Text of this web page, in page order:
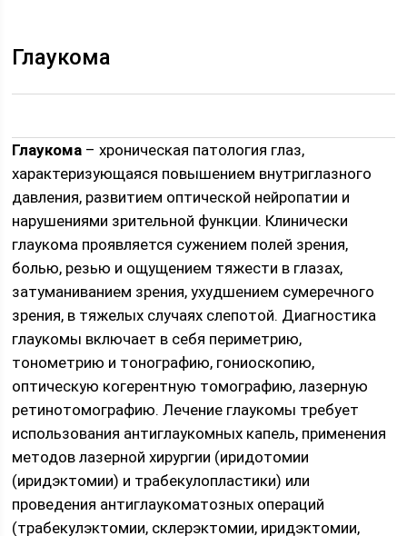
Глаукома
Глаукома – хроническая патология глаз,
характеризующаяся повышением внутриглазного
давления, развитием оптической нейропатии и
нарушениями зрительной функции. Клинически
глаукома проявляется сужением полей зрения,
болью, резью и ощущением тяжести в глазах,
затуманиванием зрения, ухудшением сумеречного
зрения, в тяжелых случаях слепотой. Диагностика
глаукомы включает в себя периметрию,
тонометрию и тонографию, гониоскопию,
оптическую когерентную томографию, лазерную
ретинотомографию. Лечение глаукомы требует
использования антиглаукомных капель, применения
методов лазерной хирургии (иридотомии
(иридэктомии) и трабекулопластики) или
проведения антиглаукоматозных операций
(трабекулэктомии, склерэктомии, иридэктомии,